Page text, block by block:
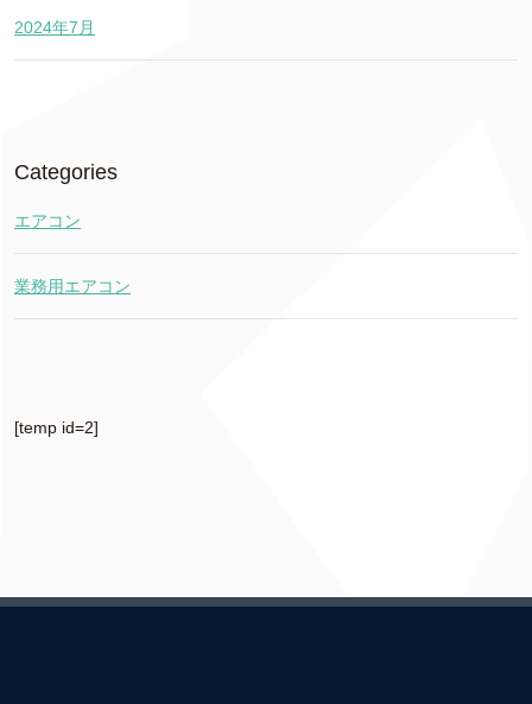
2024年7月
Categories
エアコン
業務用エアコン
[temp id=2]